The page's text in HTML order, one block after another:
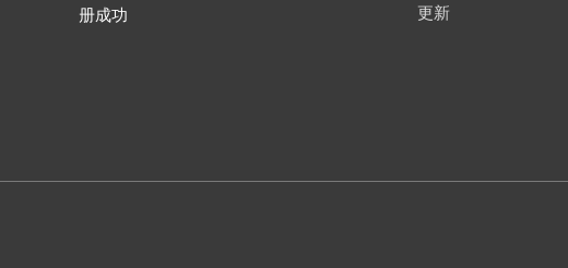
册成功
更新